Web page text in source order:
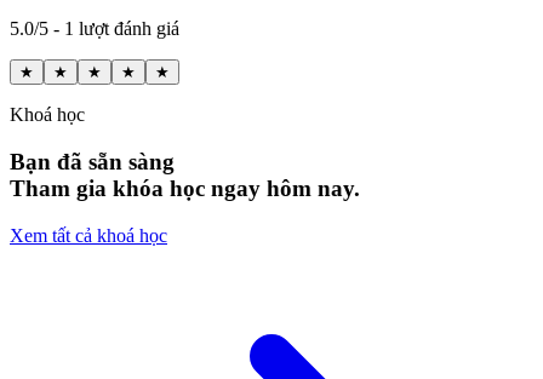
5.0/5 - 1 lượt đánh giá
★ ★ ★ ★ ★
Khoá học
Bạn đã sẵn sàng
Tham gia khóa học ngay hôm nay.
Xem tất cả khoá học